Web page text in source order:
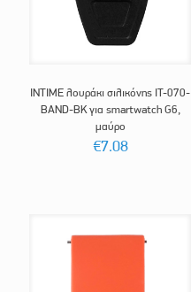
INTIME λουράκι σιλικόνης IT-070-
BAND-BK για smartwatch G6,
μαύρο
€7.08